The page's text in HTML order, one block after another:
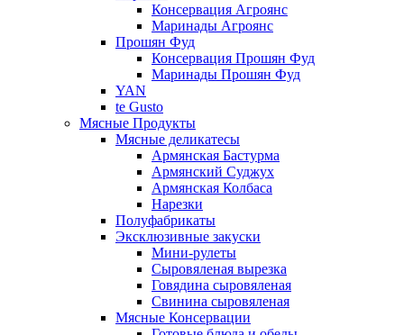
Консервация Агроянс
Маринады Агроянс
Прошян Фуд
Консервация Прошян Фуд
Маринады Прошян Фуд
YAN
te Gusto
Мясные Продукты
Мясные деликатесы
Армянская Бастурма
Армянский Суджух
Армянская Колбаса
Нарезки
Полуфабрикаты
Эксклюзивные закуски
Мини-рулеты
Сыровяленая вырезка
Говядина сыровяленая
Свинина сыровяленая
Мясные Консервации